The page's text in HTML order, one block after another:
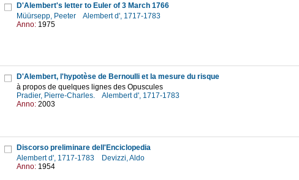
D'Alembert's letter to Euler of 3 March 1766
Müürsepp, Peeter
Alembert d', 1717-1783
Anno: 1975
D'Alembert, l'hypotèse de Bernoulli et la mesure du risque
à propos de quelques lignes des Opuscules
Pradier, Pierre-Charles.
Alembert d', 1717-1783
Anno: 2003
Discorso preliminare dell'Enciclopedia
Alembert d', 1717-1783
Devizzi, Aldo
Anno: 1954